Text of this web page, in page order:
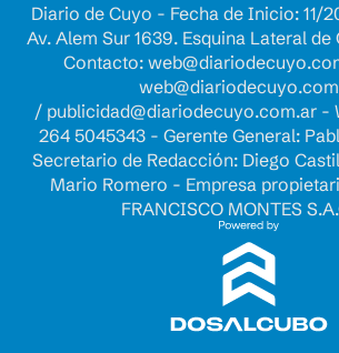
Diario de Cuyo - Fecha de Inicio: 11/
Av. Alem Sur 1639. Esquina Lateral
Contacto:
/ publicidad@diariodecuyo.com.ar-
264 5045343 - Gerente General:
Secretario de Redacción: Diego
Mario Romero - Empresa
FRANCISCO MONTES